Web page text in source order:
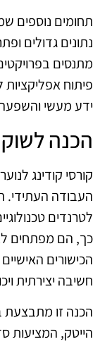
תחומים נוספים
נתונים גדולים
מתנסים
פיתוח
ידע מעשי
הכנה
העבודה העתידי.
לטרנדים
כך, הם מפתחים
הכישורים
חשיבה יצירתית
הכנה זו מתבצעת
הייטק, המציעות